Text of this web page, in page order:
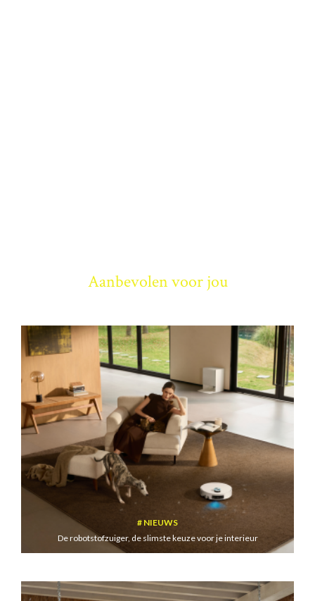
Aanbevolen voor jou
NIEUWS
De robotstofzuiger, de slimste keuze voor je interieur